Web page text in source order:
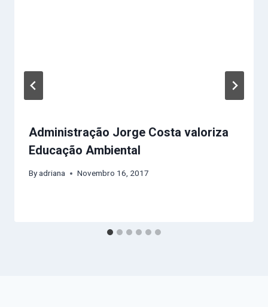
Administração Jorge Costa valoriza
Educação Ambiental
Byadriana Novembro 16, 2017